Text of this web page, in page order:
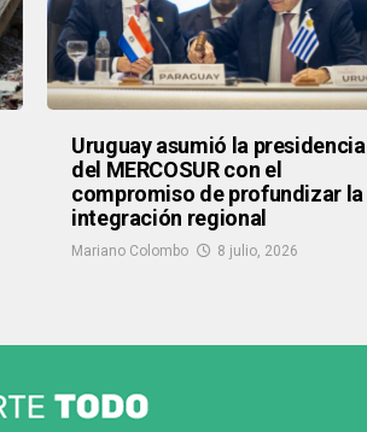
Uruguay asumió la presidencia
del MERCOSUR con el
compromiso de profundizar la
integración regional
Mariano Colombo 8 julio, 2026